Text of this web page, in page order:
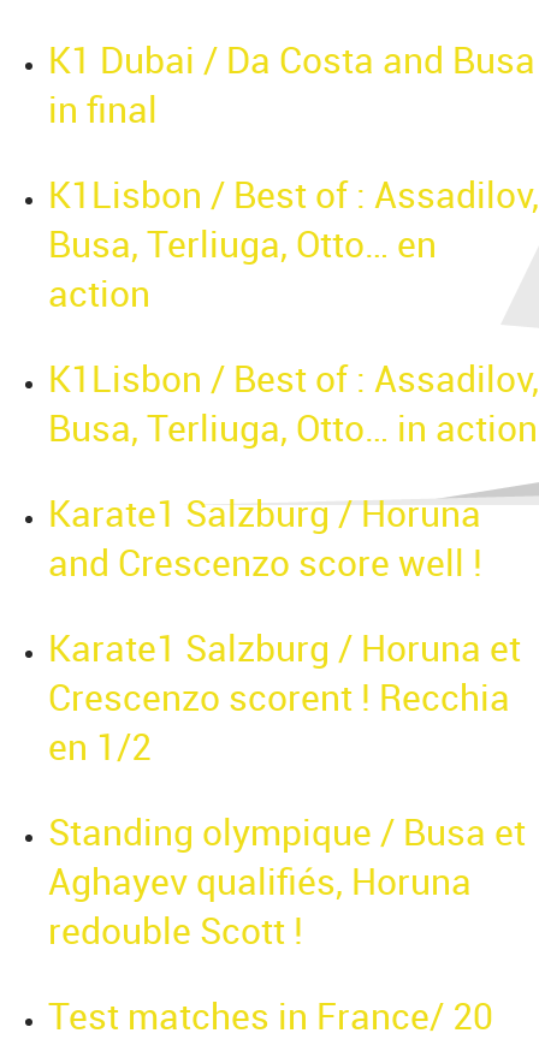
K1 Dubai / Da Costa and Busa
in final
K1Lisbon / Best of : Assadilov,
Busa, Terliuga, Otto… en
action
K1Lisbon / Best of : Assadilov,
Busa, Terliuga, Otto… in action
Karate1 Salzburg / Horuna
and Crescenzo score well !
Karate1 Salzburg / Horuna et
Crescenzo scorent ! Recchia
en 1/2
Standing olympique / Busa et
Aghayev qualifiés, Horuna
redouble Scott !
Test matches in France/ 20